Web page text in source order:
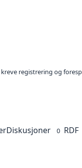
registrering og
Diskusjoner 0 RDF